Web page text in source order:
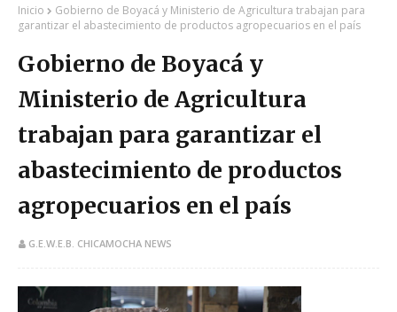
Inicio
Gobierno de Boyacá y Ministerio de Agricultura trabajan para
garantizar el abastecimiento de productos agropecuarios en el país
Gobierno de Boyacá y
Ministerio de Agricultura
trabajan para garantizar el
abastecimiento de productos
agropecuarios en el país
G.E.W.E.B. CHICAMOCHA NEWS